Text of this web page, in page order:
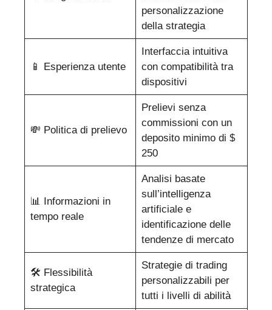
personalizzazione
della strategia
📱 Esperienza utente
Interfaccia intuitiva
con compatibilità tra
dispositivi
💸 Politica di prelievo
Prelievi senza
commissioni con un
deposito minimo di $
250
📊 Informazioni in
tempo reale
Analisi basate
sull’intelligenza
artificiale e
identificazione delle
tendenze di mercato
🛠️ Flessibilità
strategica
Strategie di trading
personalizzabili per
tutti i livelli di abilità